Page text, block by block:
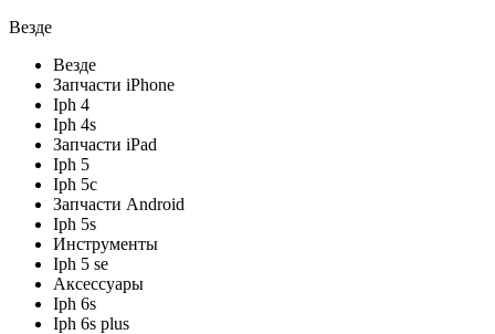
Везде
Везде
Запчасти iPhone
Iph 4
Iph 4s
Запчасти iPad
Iph 5
Iph 5c
Запчасти Android
Iph 5s
Инструменты
Iph 5 se
Аксессуары
Iph 6s
Iph 6s plus